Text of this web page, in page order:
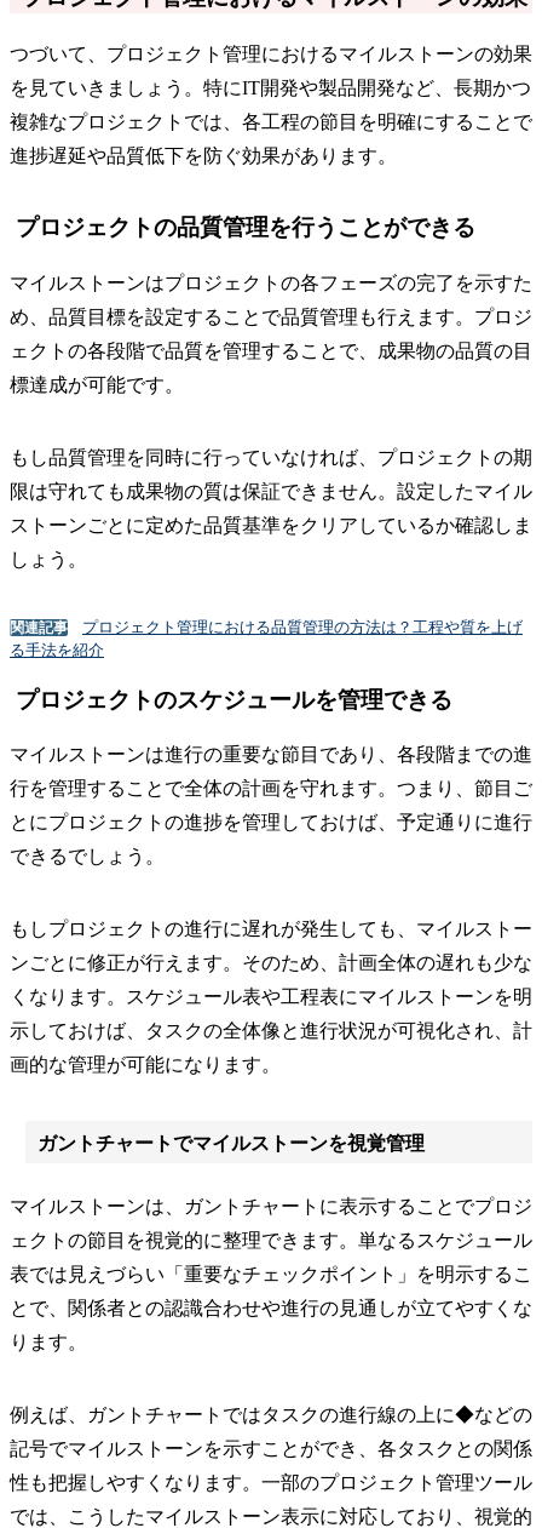
つづいて、プロジェクト管理におけるマイルストーンの効果
を見ていきましょう。特にIT開発や製品開発など、長期かつ
複雑なプロジェクトでは、各工程の節目を明確にすることで
進捗遅延や品質低下を防ぐ効果があります。
プロジェクトの品質管理を行うことができる
マイルストーンはプロジェクトの各フェーズの完了を示すた
め、品質目標を設定することで品質管理も行えます。プロジ
ェクトの各段階で品質を管理することで、成果物の品質の目
標達成が可能です。
もし品質管理を同時に行っていなければ、プロジェクトの期
限は守れても成果物の質は保証できません。設定したマイル
ストーンごとに定めた品質基準をクリアしているか確認しま
しょう。
関連記事
プロジェクト管理における品質管理の方法は？工程や質を上げ
る手法を紹介
プロジェクトのスケジュールを管理できる
マイルストーンは進行の重要な節目であり、各段階までの進
行を管理することで全体の計画を守れます。つまり、節目ご
とにプロジェクトの進捗を管理しておけば、予定通りに進行
できるでしょう。
もしプロジェクトの進行に遅れが発生しても、マイルストー
ンごとに修正が行えます。そのため、計画全体の遅れも少な
くなります。スケジュール表や工程表にマイルストーンを明
示しておけば、タスクの全体像と進行状況が可視化され、計
画的な管理が可能になります。
ガントチャートでマイルストーンを視覚管理
マイルストーンは、ガントチャートに表示することでプロジ
ェクトの節目を視覚的に整理できます。単なるスケジュール
表では見えづらい「重要なチェックポイント」を明示するこ
とで、関係者との認識合わせや進行の見通しが立てやすくな
ります。
例えば、ガントチャートではタスクの進行線の上に◆などの
記号でマイルストーンを示すことができ、各タスクとの関係
性も把握しやすくなります。一部のプロジェクト管理ツール
では、こうしたマイルストーン表示に対応しており、視覚的